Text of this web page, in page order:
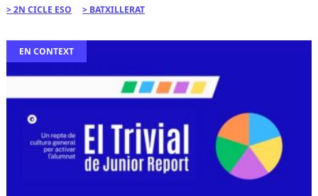
2N CICLE ESO BATXILLERAT
EN CONTEXT